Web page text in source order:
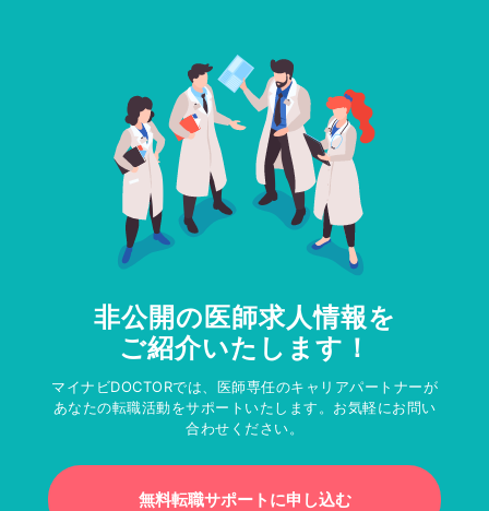
非公開の医師求人情報を
ご紹介いたします！
マイナビDOCTORでは、医師専任のキャリアパートナーが
あなたの転職活動をサポートいたします。お気軽にお問い
合わせください。
無料転職サポートに申し込む